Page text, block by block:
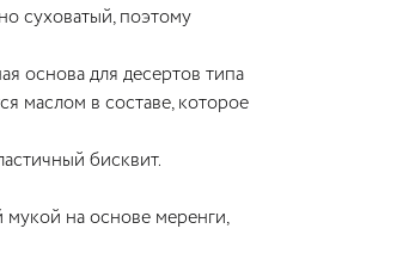
суховатый, поэтому
основа для десертов типа
маслом в составе, которое
бисквит.
на основе меренги,